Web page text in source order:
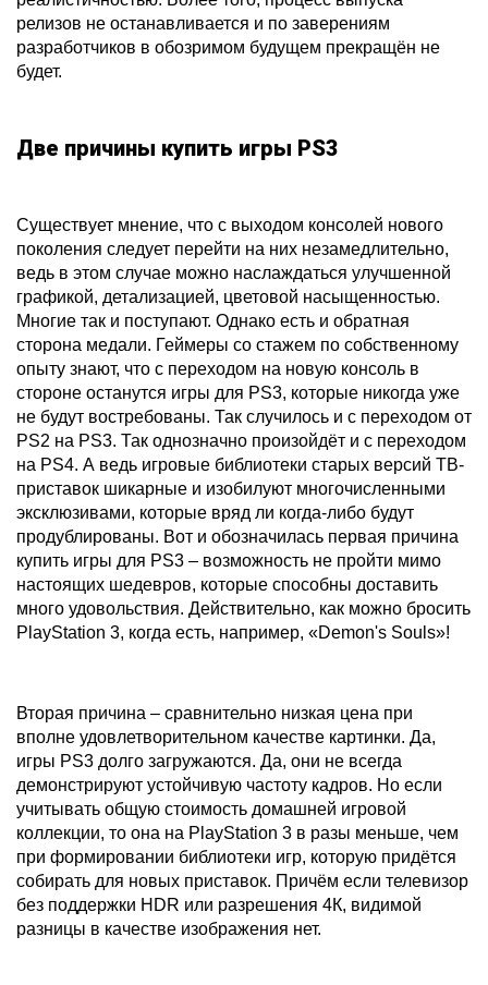
релизов не останавливается и по заверениям
разработчиков в обозримом будущем прекращён не
будет.
Две причины купить игры PS3
Существует мнение, что с выходом консолей нового
поколения следует перейти на них незамедлительно,
ведь в этом случае можно наслаждаться улучшенной
графикой, детализацией, цветовой насыщенностью.
Многие так и поступают. Однако есть и обратная
сторона медали. Геймеры со стажем по собственному
опыту знают, что с переходом на новую консоль в
стороне останутся игры для PS3, которые никогда уже
не будут востребованы. Так случилось и с переходом от
PS2 на PS3. Так однозначно произойдёт и с переходом
на PS4. А ведь игровые библиотеки старых версий ТВ-
приставок шикарные и изобилуют многочисленными
эксклюзивами, которые вряд ли когда-либо будут
продублированы. Вот и обозначилась первая причина
купить игры для PS3 – возможность не пройти мимо
настоящих шедевров, которые способны доставить
много удовольствия. Действительно, как можно бросить
PlayStation 3, когда есть, например, «Demon's Souls»!
Вторая причина – сравнительно низкая цена при
вполне удовлетворительном качестве картинки. Да,
игры PS3 долго загружаются. Да, они не всегда
демонстрируют устойчивую частоту кадров. Но если
учитывать общую стоимость домашней игровой
коллекции, то она на PlayStation 3 в разы меньше, чем
при формировании библиотеки игр, которую придётся
собирать для новых приставок. Причём если телевизор
без поддержки HDR или разрешения 4К, видимой
разницы в качестве изображения нет.